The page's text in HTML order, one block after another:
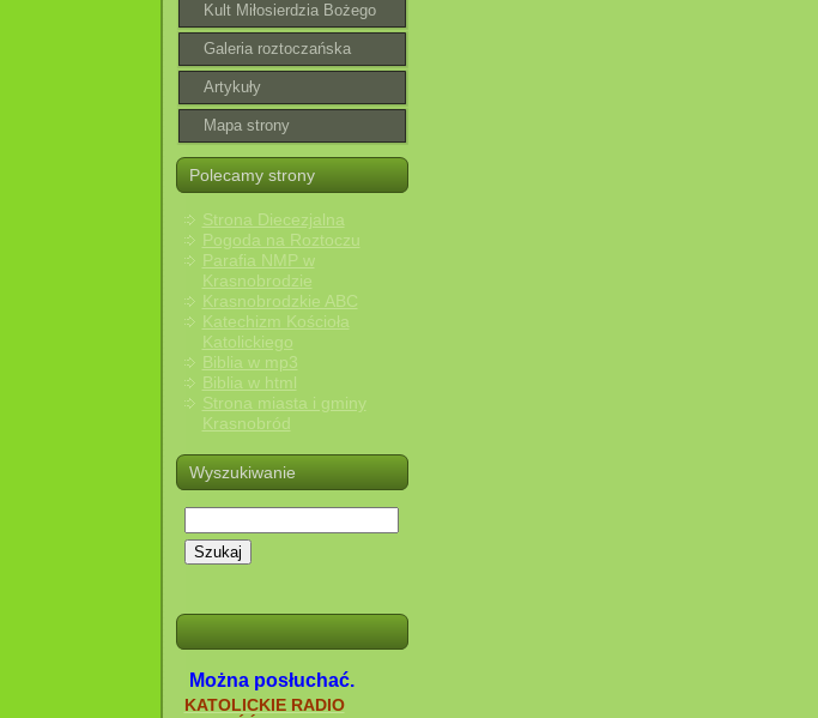
Parafialnego
Kult Miłosierdzia Bożego
Galeria roztoczańska
Artykuły
Mapa strony
Polecamy strony
Strona Diecezjalna
Pogoda na Roztoczu
Parafia NMP w
Krasnobrodzie
Krasnobrodzkie ABC
Katechizm Kościoła
Katolickiego
Biblia w mp3
Biblia w html
Strona miasta i gminy
Krasnobród
Wyszukiwanie
Szukaj
Można posłuchać.
KATOLICKIE RADIO